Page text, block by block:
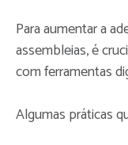
Para aumentar a
assembleias, é
com ferramentas
Algumas práticas